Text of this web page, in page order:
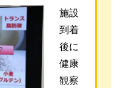
施設
到着
後に
健康
観察